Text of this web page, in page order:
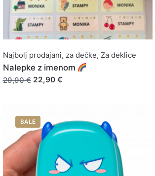
Najbolj prodajani, za dečke, Za deklice
Nalepke z imenom
29,90 €22,90 €
SALE